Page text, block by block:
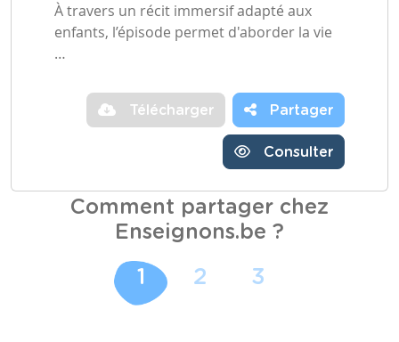
À travers un récit immersif adapté aux
enfants, l’épisode permet d'aborder la vie
…
Télécharger Partager
Consulter
Comment partager chez
Enseignons.be ?
1 2 3